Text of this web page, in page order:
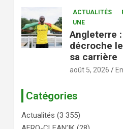
ACTUALITÉS
UNE
Angleterre
décroche
sa carrière
août 5, 2026
Catégories
Actualités (3 355)